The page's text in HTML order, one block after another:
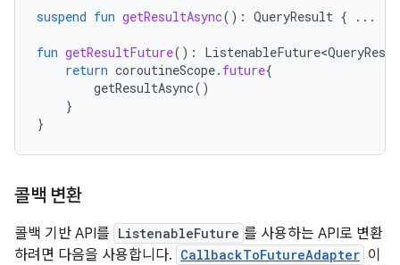
suspend fun getResultAsync(): QueryResult { ...
fun getResultFuture():
return coroutineScope. future{
getResultAsync()
}
}
콜백 변환
콜백 기반 API를 ListenableFuture 를 사용하는 API로 변환
하려면 다음을 사용합니다. CallbackToFutureAdapter 이